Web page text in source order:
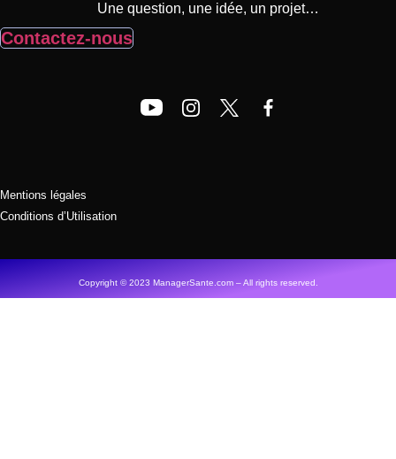
Une question, une idée, un projet…
Contactez-nous
Mentions légales
Conditions d’Utilisation
Copyright © 2023 ManagerSante.com – All rights reserved.